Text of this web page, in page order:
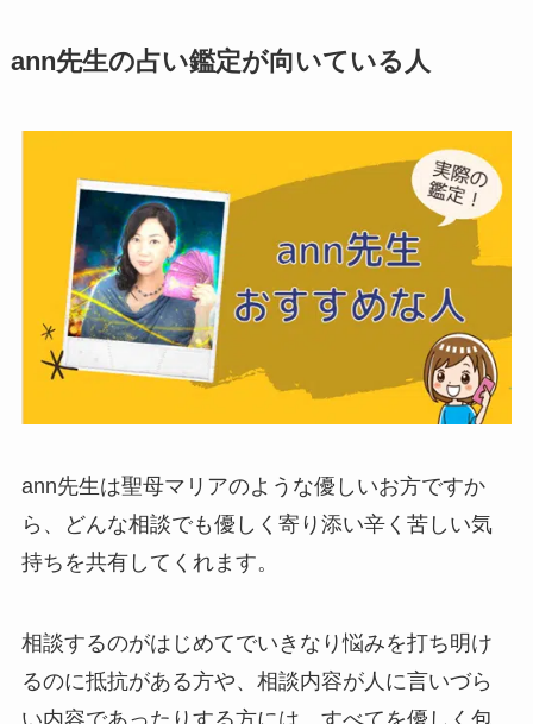
ann先生の占い鑑定が向いている人
ann先生は聖母マリアのような優しいお方ですか
ら、どんな相談でも優しく寄り添い辛く苦しい気
持ちを共有してくれます。
相談するのがはじめてでいきなり悩みを打ち明け
るのに抵抗がある方や、相談内容が人に言いづら
い内容であったりする方には、すべてを優しく包